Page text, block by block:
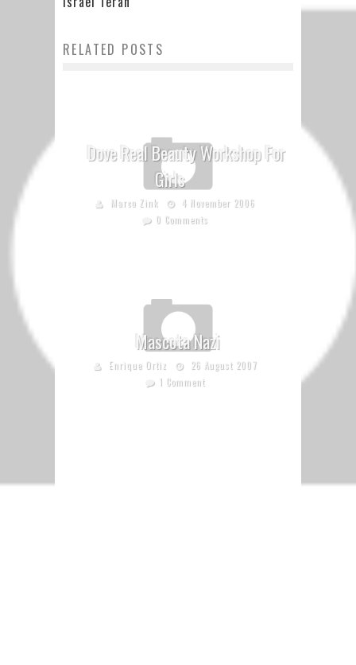
RELATED POSTS
Dove Real Beauty Workshop For
Girls
Marco Zink
4 November 2006
0 Comments
Mascota Nazi
Enrique Ortiz
26 August 2007
1 Comment